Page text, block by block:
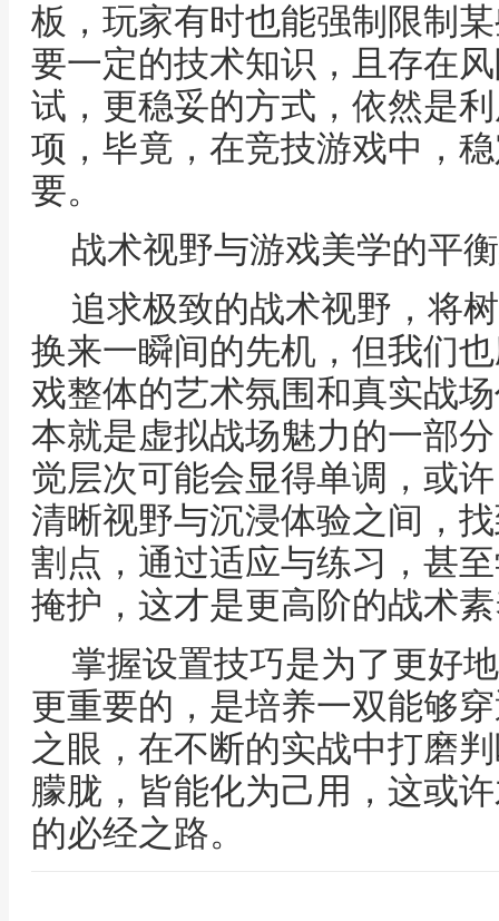
板，玩家有时也能强制限制
要一定的技术知识，且存在
试，更稳妥的方式，依然是
项，毕竟，在竞技游戏中，
要。
战术视野与游戏美学的平
追求极致的战术视野，将
换来一瞬间的先机，但我们
戏整体的艺术氛围和真实战
本就是虚拟战场魅力的一部
觉层次可能会显得单调，或
清晰视野与沉浸体验之间，
割点，通过适应与练习，甚
掩护，这才是更高阶的战术
掌握设置技巧是为了更好
更重要的，是培养一双能够
之眼，在不断的实战中打磨
朦胧，皆能化为己用，这或
的必经之路。